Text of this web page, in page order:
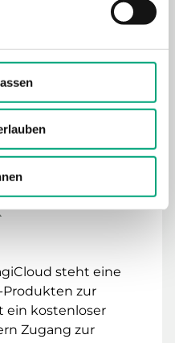
steht eine
Produkten zur
ein kostenloser
Zugang zur